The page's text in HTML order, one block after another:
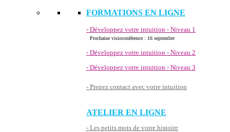
FORMATIONS EN LIGNE
- Développez votre intuition - Niveau 1
Prochaine visioconférence : 16 septembre
- Développez votre intuition - Niveau 2
- Développez votre intuition - Niveau 3
- Prenez contact avec votre intuition
ATELIER EN LIGNE
- Les petits mots de votre histoire